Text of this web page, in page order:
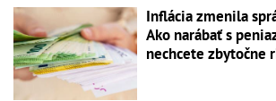
Inflácia zmenila
Ako narábať s
nechcete zbytočne